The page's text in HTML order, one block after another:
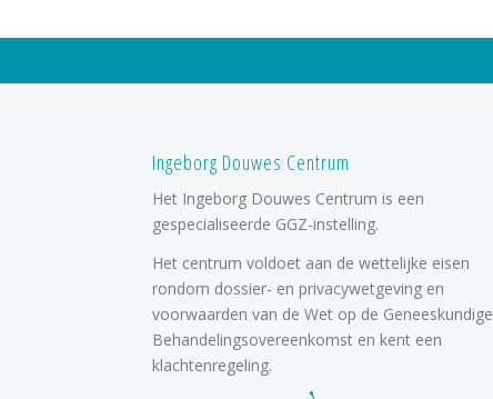
Ingeborg Douwes Centrum
Het Ingeborg Douwes Centrum is een
gespecialiseerde GGZ-instelling.
Het centrum voldoet aan de wettelijke eisen
rondom dossier- en privacywetgeving en
voorwaarden van de Wet op de Geneeskundige
Behandelingsovereenkomst en kent een
klachtenregeling.